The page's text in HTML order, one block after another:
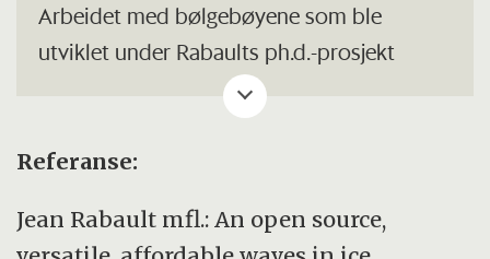
Arbeidet med bølgebøyene som ble
utviklet under Rabaults ph.d.-prosjekt
(v2017), inkludert den åpne kildekoden til
instrumentene, detaljer rundt maskinvaren
og elektronikk, er beskrevet i en artikkel i
Technology. Detaljene om de nye
Referanse:
Jean Rabault mfl.: An open source,